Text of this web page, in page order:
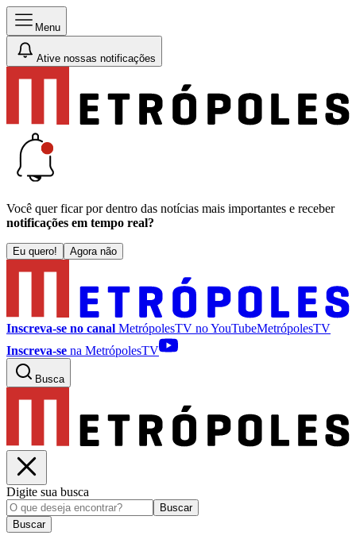
Menu
Ative nossas notificações
Você quer ficar por dentro das notícias mais importantes e receber
notificações em tempo real?
Eu quero! Agora não
Inscreva-se no canal MetrópolesTV noYouTubeMetrópolesTV
Inscreva-se na MetrópolesTV
Busca
Digite sua busca
Buscar
Buscar